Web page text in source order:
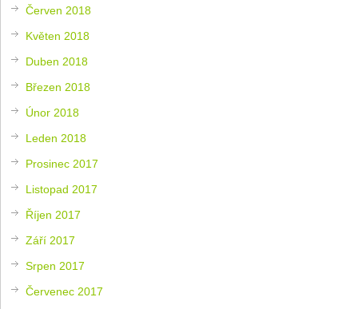
Červen 2018
Květen 2018
Duben 2018
Březen 2018
Únor 2018
Leden 2018
Prosinec 2017
Listopad 2017
Říjen 2017
Září 2017
Srpen 2017
Červenec 2017